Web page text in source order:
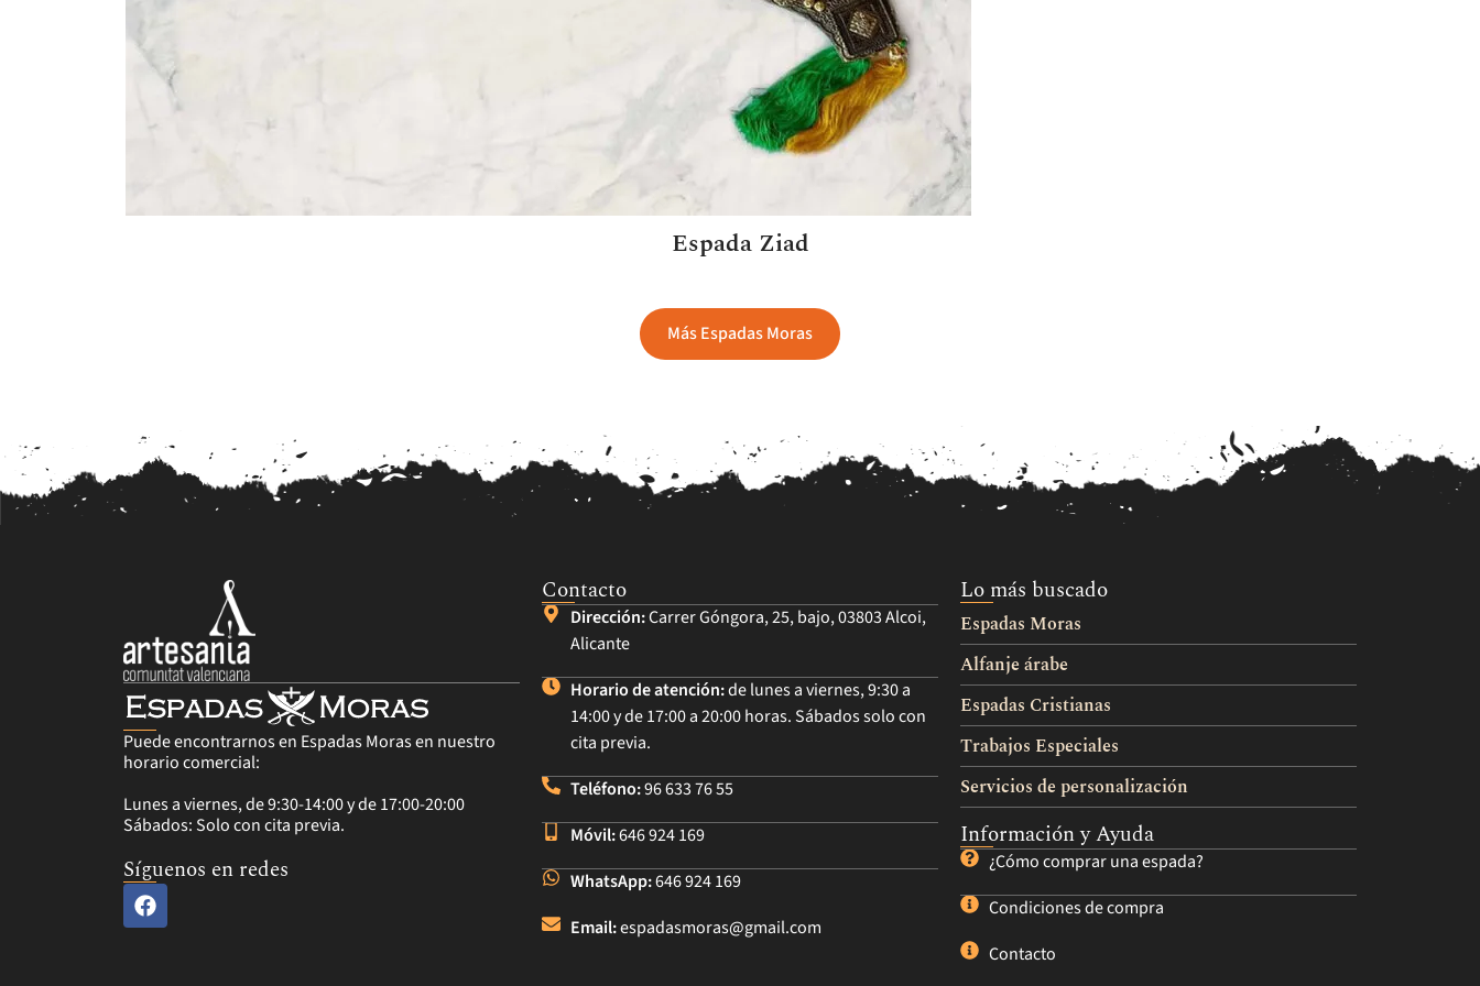
Espada Ziad
Más Espadas Moras
Puede encontrarnos en Espadas Moras en nuestro
horario comercial:
Lunes a viernes, de 9:30-14:00 y de 17:00-20:00
Sábados: Solo con cita previa.
Síguenos en redes
Contacto
Dirección:Carrer Góngora, 25, bajo, 03803 Alcoi,
Alicante
Horario de atención:de lunes a viernes, 9:30 a
14:00 y de 17:00 a 20:00 horas. Sábados solo con
cita previa.
Teléfono:96 633 76 55
Móvil:646 924 169
WhatsApp:646 924 169
Email:espadasmoras@gmail.com
Lo más buscado
Espadas Moras
Alfanje árabe
Espadas Cristianas
Trabajos Especiales
Servicios de personalización
Información y Ayuda
¿Cómo comprar una espada?
Condiciones de compra
Contacto